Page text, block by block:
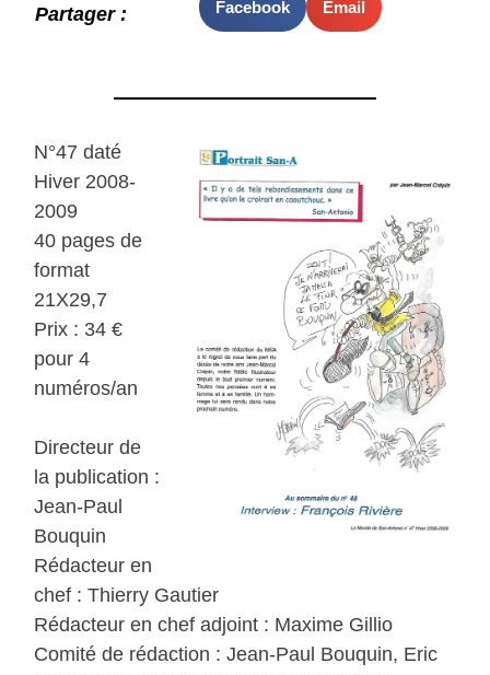
Partager : Facebook Email
N°47 daté
Hiver 2008-
2009
40 pages de
format
21X29,7
Prix : 34 €
pour 4
numéros/an
Directeur de
la publication :
Jean-Paul
Bouquin
Rédacteur en
chef : Thierry Gautier
Rédacteur en chef adjoint : Maxime Gillio
Comité de rédaction : Jean-Paul Bouquin, Eric